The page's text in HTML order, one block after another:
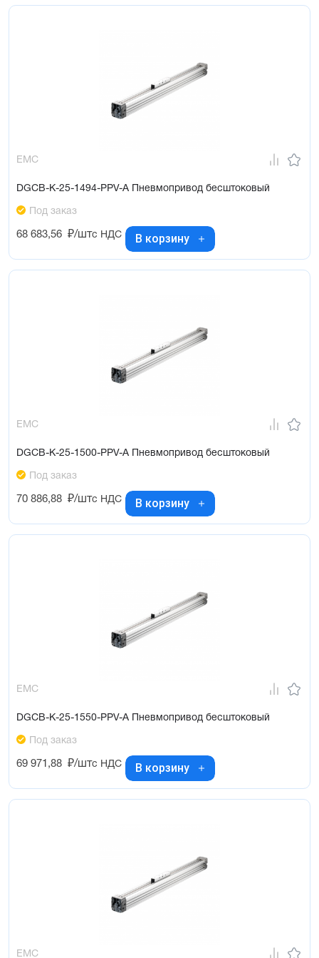
EMC
DGCB-K-25-1494-PPV-A Пневмопривод бесштоковый
Под заказ
68 683,56 ₽/штс НДС В корзину
EMC
DGCB-K-25-1500-PPV-A Пневмопривод бесштоковый
Под заказ
70 886,88 ₽/штс НДС В корзину
EMC
DGCB-K-25-1550-PPV-A Пневмопривод бесштоковый
Под заказ
69 971,88 ₽/штс НДС В корзину
EMC